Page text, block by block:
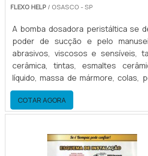
FLEXO HELP / OSASCO - SP
A bomba dosadora peristáltica se
poder de sucção e pelo
abrasivos, viscosos e sensíveis,
cerâmica, tintas, esmaltes
líquido, massa de mármore, colas,
de cal, detergentes, geléias, mel,
molhos alimentícios, produtos
entre diversos outros
tinta para a câmara Doctor Blade sob
COTAR AGORA